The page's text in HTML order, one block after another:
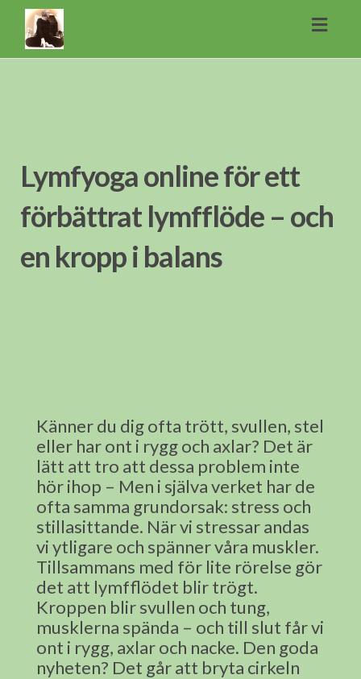
Lymfyoga online för ett
förbättrat lymfflöde – och
en kropp i balans
Känner du dig ofta trött, svullen, stel
eller har ont i rygg och axlar? Det är
lätt att tro att dessa problem inte
hör ihop – Men i själva verket har de
ofta samma grundorsak: stress och
stillasittande. När vi stressar andas
vi ytligare och spänner våra muskler.
Tillsammans med för lite rörelse gör
det att lymfflödet blir trögt.
Kroppen blir svullen och tung,
musklerna spända – och till slut får vi
ont i rygg, axlar och nacke. Den goda
nyheten? Det går att bryta cirkeln